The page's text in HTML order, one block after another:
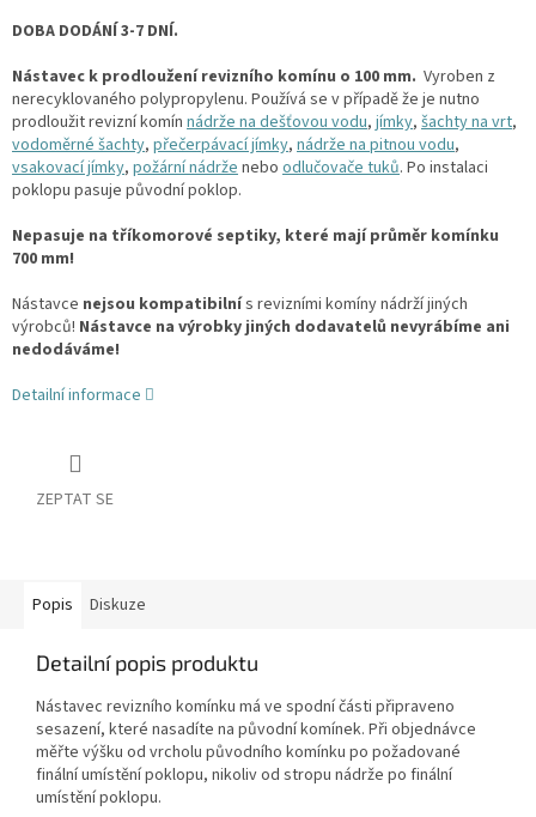
DOBA DODÁNÍ 3-7 DNÍ.
Nástavec k prodloužení revizního komínu o 100 mm. Vyroben z
nerecyklovaného polypropylenu. Používá se v případě že je nutno
prodloužit revizní komín nádrže na dešťovou vodu, jímky, šachty na vrt,
vodoměrné šachty, přečerpávací jímky, nádrže na pitnou vodu,
vsakovací jímky, požární nádrženebo odlučovače tuků. Po instalaci
poklopu pasuje původní poklop.
Nepasuje na tříkomorové septiky, které mají průměr komínku
700 mm!
Nástavce nejsou kompatibilnís revizními komíny nádrží jiných
výrobců! Nástavce na výrobky jiných dodavatelů nevyrábíme ani
nedodáváme!
Detailní informace
ZEPTAT SE
Popis Diskuze
Detailní popis produktu
Nástavec revizního komínku má ve spodní části připraveno
sesazení, které nasadíte na původní komínek. Při objednávce
měřte výšku od vrcholu původního komínku po požadované
finální umístění poklopu, nikoliv od stropu nádrže po finální
umístění poklopu.